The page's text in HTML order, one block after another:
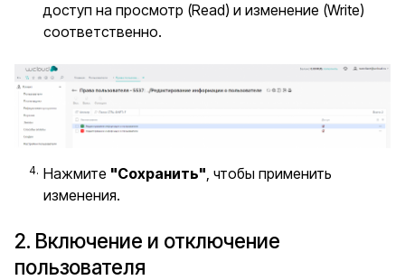
доступ на просмотр (Read) и изменение (Write)
соответственно.
Нажмите "Сохранить" , чтобы применить
изменения.
2. Включение и отключение
пользователя